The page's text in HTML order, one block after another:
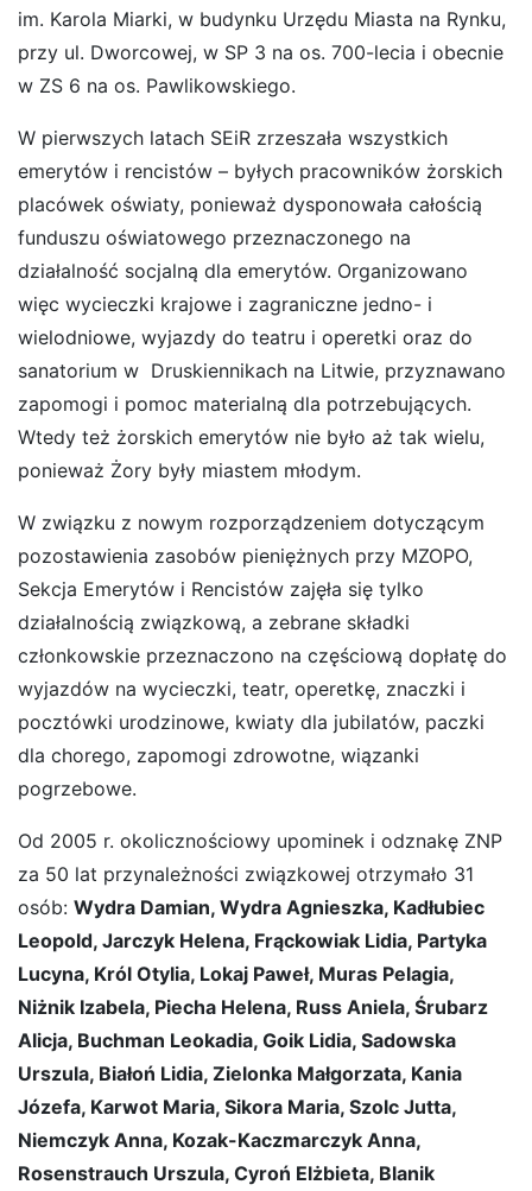
im. Karola Miarki, w budynku Urzędu Miasta na Rynku,
przy ul. Dworcowej, w SP 3 na os. 700-lecia i obecnie
w ZS 6 na os. Pawlikowskiego.
W pierwszych latach SEiR zrzeszała wszystkich
emerytów i rencistów – byłych pracowników żorskich
placówek oświaty, ponieważ dysponowała całością
funduszu oświatowego przeznaczonego na
działalność socjalną dla emerytów. Organizowano
więc wycieczki krajowe i zagraniczne jedno- i
wielodniowe, wyjazdy do teatru i operetki oraz do
sanatorium w Druskiennikach na Litwie, przyznawano
zapomogi i pomoc materialną dla potrzebujących.
Wtedy też żorskich emerytów nie było aż tak wielu,
ponieważ Żory były miastem młodym.
W związku z nowym rozporządzeniem dotyczącym
pozostawienia zasobów pieniężnych przy MZOPO,
Sekcja Emerytów i Rencistów zajęła się tylko
działalnością związkową, a zebrane składki
członkowskie przeznaczono na częściową dopłatę do
wyjazdów na wycieczki, teatr, operetkę, znaczki i
pocztówki urodzinowe, kwiaty dla jubilatów, paczki
dla chorego, zapomogi zdrowotne, wiązanki
pogrzebowe.
Od 2005 r. okolicznościowy upominek i odznakę ZNP
za 50 lat przynależności związkowej otrzymało 31
osób: Wydra Damian, Wydra Agnieszka, Kadłubiec
Leopold, Jarczyk Helena, Frąckowiak Lidia, Partyka
Lucyna, Król Otylia, Lokaj Paweł, Muras Pelagia,
Niżnik Izabela, Piecha Helena, Russ Aniela, Śrubarz
Alicja, Buchman Leokadia, Goik Lidia, Sadowska
Urszula, Białoń Lidia, Zielonka Małgorzata, Kania
Józefa, Karwot Maria, Sikora Maria, Szolc Jutta,
Niemczyk Anna, Kozak-Kaczmarczyk Anna,
Rosenstrauch Urszula, Cyroń Elżbieta, Blanik